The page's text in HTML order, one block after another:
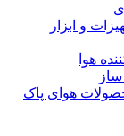
و ابزار
هوا
هوای پاک